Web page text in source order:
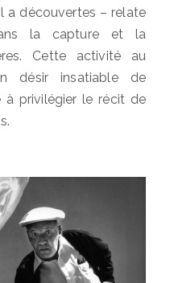
a découvertes – relate
la capture et la
Cette activité au
désir insatiable de
à privilégier le récit de